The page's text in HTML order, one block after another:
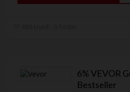
6% VEVOR
Bestseller